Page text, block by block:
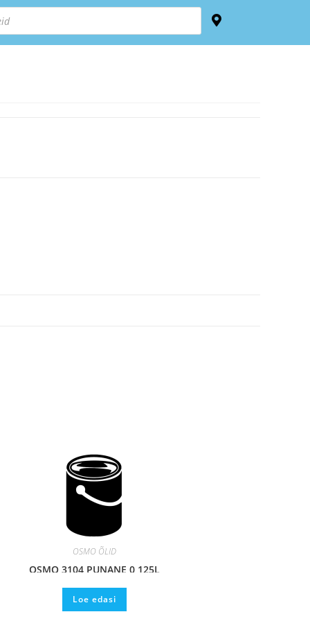
OSMO ÕLID
OSMO 3104 PUNANE 0,125L
Loe edasi